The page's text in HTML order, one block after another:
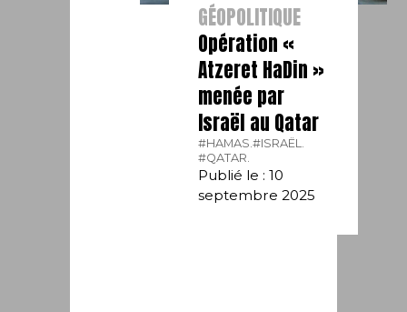
GÉOPOLITIQUE
Opération «
Atzeret HaDin »
menée par
Israël au Qatar
#HAMAS. #ISRAËL.
#QATAR.
Publié le : 10
septembre 2025